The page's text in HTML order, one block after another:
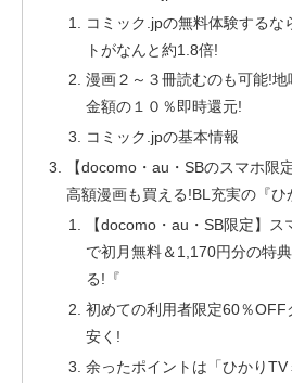
コミック.jpの無料体験するな
トがなんと約1.8倍!
漫画２～３冊読むのも可能!
金額の１０％即時還元!
コミック.jpの基本情報
【docomo・au・SBのスマホ限
高額漫画も買える!BL充実の『ひ
【docomo・au・SB限定】
で初月無料＆1,170円分の特
る!『
初めての利用者限定60％OFF
安く!
余ったポイントは「ひかり